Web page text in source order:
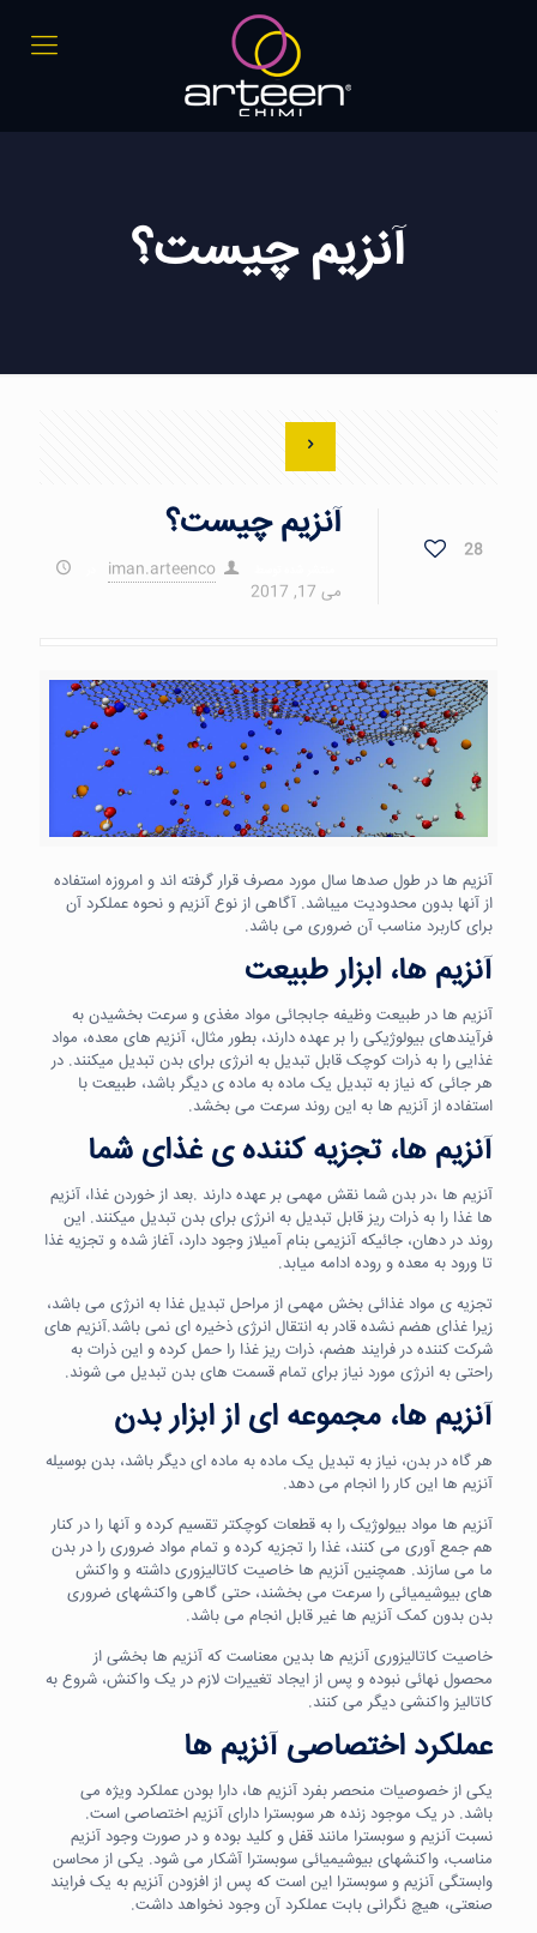
آنزیم چیست؟
28
آنزیم چیست؟
iman.arteenco
می 17, 2017
آنزیم ها در طول صدها سال مورد مصرف قرار گرفته اند و امروزه استفاده
از آنها بدون محدودیت میباشد. آگاهی از نوع آنزیم و نحوه عملکرد آن
برای کاربرد مناسب آن ضروری می باشد.
آنزیم ها، ابزار طبیعت
آنزیم ها در طبیعت وظیفه جابجائی مواد مغذی و سرعت بخشیدن به
فرآیندهای بیولوژیکی را بر عهده دارند، بطور مثال، آنزیم های معده، مواد
غذایی را به ذرات کوچک قابل تبدیل به انرژی برای بدن تبدیل میکنند. در
هر جائی که نیاز به تبدیل یک ماده به ماده ی دیگر باشد، طبیعت با
استفاده از آنزیم ها به این روند سرعت می بخشد.
آنزیم ها، تجزیه کننده ی غذای شما
آنزیم ها ،در بدن شما نقش مهمی بر عهده دارند .بعد از خوردن غذا، آنزیم
ها غذا را به ذرات ریز قابل تبدیل به انرژی برای بدن تبدیل میکنند. این
روند در دهان، جائیکه آنزیمی بنام آمیلاز وجود دارد، آغاز شده و تجزیه غذا
تا ورود به معده و روده ادامه میابد.
تجزیه ی مواد غذائی بخش مهمی از مراحل تبدیل غذا به انرژی می باشد،
زیرا غذای هضم نشده قادر به انتقال انرژی ذخیره ای نمی باشد.آنزیم های
شرکت کننده در فرایند هضم، ذرات ریز غذا را حمل کرده و این ذرات به
راحتی به انرژی مورد نیاز برای تمام قسمت های بدن تبدیل می شوند.
آنزیم ها، مجموعه ای از ابزار بدن
هر گاه در بدن، نیاز به تبدیل یک ماده به ماده ای دیگر باشد، بدن بوسیله
آنزیم ها این کار را انجام می دهد.
آنزیم ها مواد بیولوژیک را به قطعات کوچکتر تقسیم کرده و آنها را در کنار
هم جمع آوری می کنند، غذا را تجزیه کرده و تمام مواد ضروری را در بدن
ما می سازند. همچنین آنزیم ها خاصیت کاتالیزوری داشته و واکنش
های بیوشیمیائی را سرعت می بخشند، حتی گاهی واکنشهای ضروری
بدن بدون کمک آنزیم ها غیر قابل انجام می باشد.
خاصیت کاتالیزوری آنزیم ها بدین معناست که آنزیم ها بخشی از
محصول نهائی نبوده و پس از ایجاد تغییرات لازم در یک واکنش، شروع به
کاتالیز واکنشی دیگر می کنند.
عملکرد اختصاصی آنزیم ها
یکی از خصوصیات منحصر بفرد آنزیم ها، دارا بودن عملکرد ویژه می
باشد. در یک موجود زنده هر سوبسترا دارای آنزیم اختصاصی است.
نسبت آنزیم و سوبسترا مانند قفل و کلید بوده و در صورت وجود آنزیم
مناسب، واکنشهای بیوشیمیائی سوبسترا آشکار می شود. یکی از محاسن
وابستگی آنزیم و سوبسترا این است که پس از افزودن آنزیم به یک فرایند
صنعتی، هیچ نگرانی بابت عملکرد آن وجود نخواهد داشت.